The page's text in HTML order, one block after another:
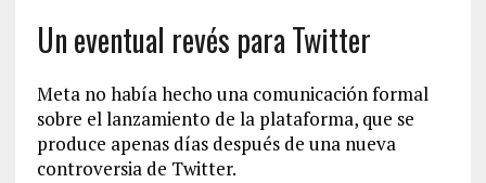
Un eventual revés para Twitter
Meta no había hecho una comunicación formal
sobre el lanzamiento de la plataforma, que se
produce apenas días después de una nueva
controversia de Twitter.